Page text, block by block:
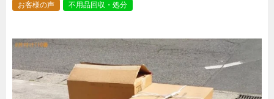
お客様の声
不用品回収・処分